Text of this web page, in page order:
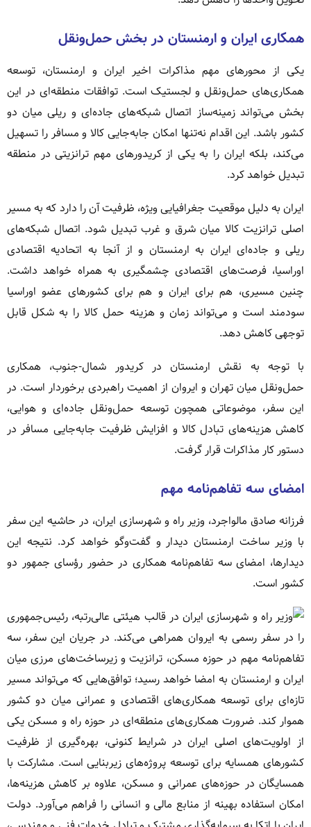
همکاری ایران و ارمنستان در بخش حمل‌ونقل
یکی از محورهای مهم مذاکرات اخیر ایران و ارمنستان، توسعه
همکاری‌های حمل‌ونقل و لجستیک است. توافقات منطقه‌ای در این
بخش می‌تواند زمینه‌ساز اتصال شبکه‌های جاده‌ای و ریلی میان دو
کشور باشد. این اقدام نه‌تنها امکان جابه‌جایی کالا و مسافر را تسهیل
می‌کند، بلکه ایران را به یکی از کریدورهای مهم ترانزیتی در منطقه
تبدیل خواهد کرد.
ایران به دلیل موقعیت جغرافیایی ویژه، ظرفیت آن را دارد که به مسیر
اصلی ترانزیت کالا میان شرق و غرب تبدیل شود. اتصال شبکه‌های
ریلی و جاده‌ای ایران به ارمنستان و از آنجا به اتحادیه اقتصادی
اوراسیا، فرصت‌های اقتصادی چشمگیری به همراه خواهد داشت.
چنین مسیری، هم برای ایران و هم برای کشورهای عضو اوراسیا
سودمند است و می‌تواند زمان و هزینه حمل کالا را به شکل قابل
توجهی کاهش دهد.
با توجه به نقش ارمنستان در کریدور شمال-جنوب، همکاری
حمل‌ونقل میان تهران و ایروان از اهمیت راهبردی برخوردار است. در
این سفر، موضوعاتی همچون توسعه حمل‌ونقل جاده‌ای و هوایی،
کاهش هزینه‌های تبادل کالا و افزایش ظرفیت جابه‌جایی مسافر در
دستور کار مذاکرات قرار گرفت.
امضای سه تفاهم‌نامه مهم
فرزانه صادق مالواجرد، وزیر راه و شهرسازی ایران، در حاشیه این سفر
با وزیر ساخت ارمنستان دیدار و گفت‌وگو خواهد کرد. نتیجه این
دیدارها، امضای سه تفاهم‌نامه همکاری در حضور رؤسای جمهور دو
کشور است.